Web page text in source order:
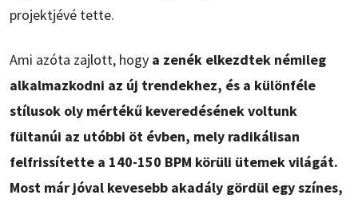
projektjévé tette.
Ami azóta zajlott, hogy a zenék elkezdtek némileg
alkalmazkodni az új trendekhez, és a különféle
stílusok oly mértékű keveredésének voltunk
fültanúi az utóbbi öt évben, mely radikálisan
felfrissítette a 140-150 BPM körüli ütemek világát.
Most már jóval kevesebb akadály gördül egy színes,